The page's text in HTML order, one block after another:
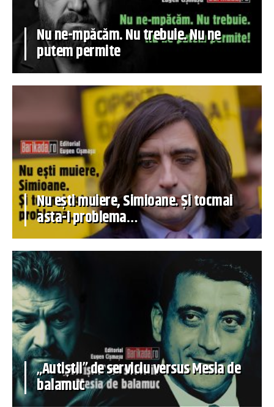
Nu ne-mpăcăm. Nu trebuie. Nu ne
putem permite
Nu ești muiere, Simioane. Și tocmai
asta-i problema…
„Autiștii” de serviciu versus Mesia de
balamuc